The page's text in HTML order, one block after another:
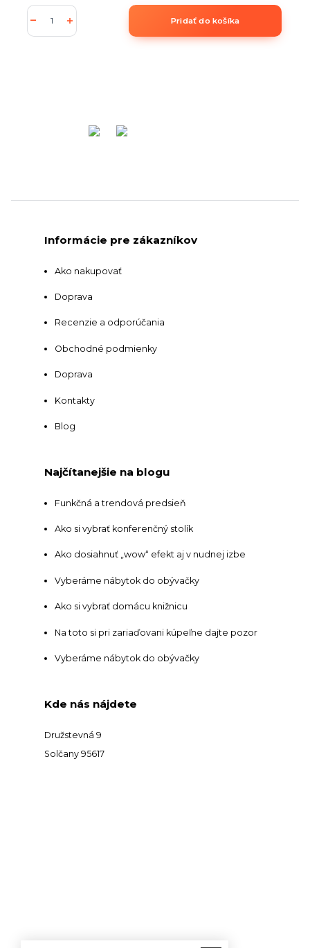
Pridať do košíka
Informácie pre zákazníkov
Ako nakupovať
Doprava
Recenzie a odporúčania
Obchodné podmienky
Doprava
Kontakty
Blog
Najčítanejšie na blogu
Funkčná a trendová predsieň
Ako si vybrať konferenčný stolík
Ako dosiahnuť „wow“ efekt aj v nudnej izbe
Vyberáme nábytok do obývačky
Ako si vybrať domácu knižnicu
Na toto si pri zariaďovani kúpeľne dajte pozor
Vyberáme nábytok do obývačky
Kde nás nájdete
Družstevná 9
Solčany 95617